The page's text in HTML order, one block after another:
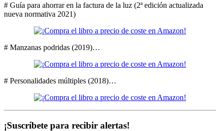
# Guía para ahorrar en la factura de la luz (2ª edición actualizada
nueva normativa 2021)
# Manzanas podridas (2019)…
# Personalidades múltiples (2018)…
¡Suscríbete para recibir alertas!